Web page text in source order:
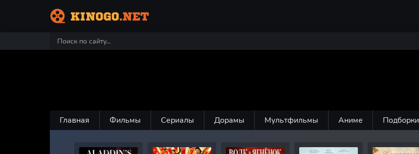
Главная Фильмы Сериалы Дорамы Мультфильмы Аниме Подборки